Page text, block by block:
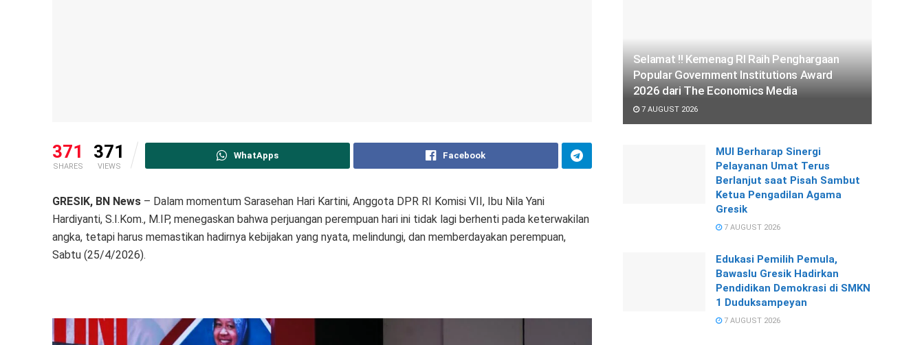
371
SHARES
371
VIEWS
WhatApps Facebook
GRESIK, BN News – Dalam momentum Sarasehan Hari Kartini, Anggota DPR RI Komisi VII, Ibu Nila Yani
Hardiyanti, S.I.Kom., M.IP, menegaskan bahwa perjuangan perempuan hari ini tidak lagi berhenti pada keterwakilan
angka, tetapi harus memastikan hadirnya kebijakan yang nyata, melindungi, dan memberdayakan perempuan,
Sabtu (25/4/2026).
Selamat !! Kemenag RI Raih Penghargaan
Popular Government Institutions Award
2026 dari The Economics Media
7 AUGUST 2026
MUI Berharap Sinergi
Pelayanan Umat Terus
Berlanjut saat Pisah Sambut
Ketua Pengadilan Agama
Gresik
7 AUGUST 2026
Edukasi Pemilih Pemula,
Bawaslu Gresik Hadirkan
Pendidikan Demokrasi di SMKN
1 Duduksampeyan
7 AUGUST 2026